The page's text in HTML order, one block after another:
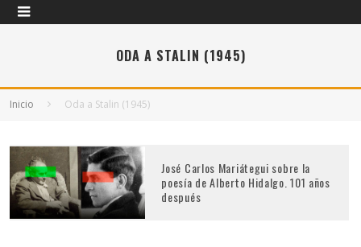
ODA A STALIN (1945)
Inicio Oda a Stalin (1945)
José Carlos Mariátegui sobre la
poesía de Alberto Hidalgo. 101 años
después